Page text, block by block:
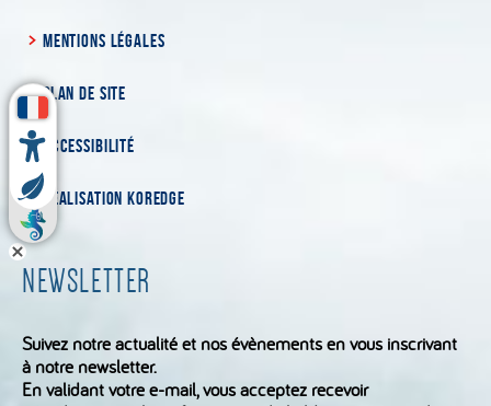
MENTIONS LÉGALES
PLAN DE SITE
ACCESSIBILITÉ
RÉALISATION KOREDGE
NEWSLETTER
Suivez notre actualité et nos évènements en vous inscrivant
à notre newsletter.
En validant votre e-mail, vous acceptez recevoir